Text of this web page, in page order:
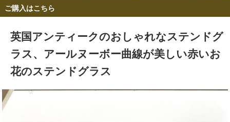
ご購入はこちら
英国アンティークのおしゃれなステンドグ
ラス、アールヌーボー曲線が美しい赤いお
花のステンドグラス